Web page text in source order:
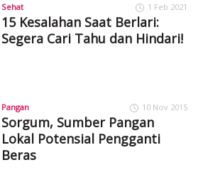
Sehat 1 Feb 2021
15 Kesalahan Saat Berlari:
Segera Cari Tahu dan Hindari!
Pangan 10 Nov 2015
Sorgum, Sumber Pangan
Lokal Potensial Pengganti
Beras